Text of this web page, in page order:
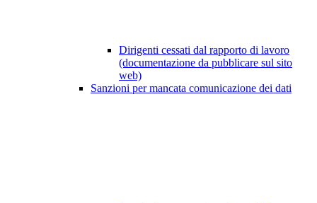
Dirigenti cessati dal rapporto di lavoro
(documentazione da pubblicare sul sito
web)
Sanzioni per mancata comunicazione dei dati